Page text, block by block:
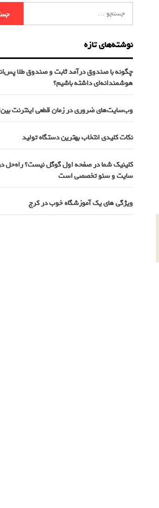
نوشته‌های تازه
چگونه با صندوق درآمد ثابت و صندوق طلا
هوشمندانه‌ای داشته باشیم؟
وب‌سایت‌های ضروری در زمان قطعی اینترنت
نکات کلیدی انتخاب بهترین دستگاه تولید
کلینیک شما در صفحه اول گوگل نیست؟ راه‌حل
سایت و سئو تخصصی است
ویژگی های یک آموزشگاه خوب در کرج